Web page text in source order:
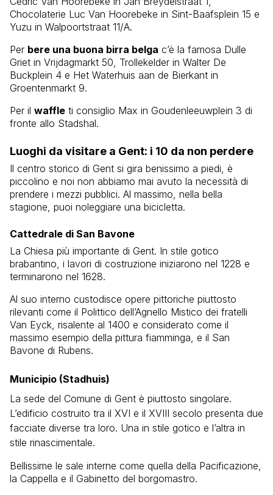
Chocolaterie Luc Van Hoorebeke in Sint-Baafsplein 15 e
Yuzu in Walpoortstraat 11/A.
Per bere una buona birra belga c’è la famosa Dulle
Griet in Vrijdagmarkt 50, Trollekelder in Walter De
Buckplein 4 e Het Waterhuis aan de Bierkant in
Groentenmarkt 9.
Per il waffle ti consiglio Max in Goudenleeuwplein 3 di
fronte allo Stadshal.
Luoghi da visitare a Gent: i 10 da non perdere
Il centro storico di Gent si gira benissimo a piedi, è
piccolino e noi non abbiamo mai avuto la necessità di
prendere i mezzi pubblici. Al massimo, nella bella
stagione, puoi noleggiare una bicicletta.
Cattedrale di San Bavone
La Chiesa più importante di Gent. In stile gotico
brabantino, i lavori di costruzione iniziarono nel 1228 e
terminarono nel 1628.
Al suo interno custodisce opere pittoriche piuttosto
rilevanti come il Polittico dell’Agnello Mistico dei fratelli
Van Eyck, risalente al 1400 e considerato come il
massimo esempio della pittura fiamminga, e il San
Bavone di Rubens.
Municipio (Stadhuis)
La sede del Comune di Gent è piuttosto singolare.
L’edificio costruito tra il XVI e il XVIII secolo presenta due
facciate diverse tra loro. Una in stile gotico e l’altra in
stile rinascimentale.
Bellissime le sale interne come quella della Pacificazione,
la Cappella e il Gabinetto del borgomastro.